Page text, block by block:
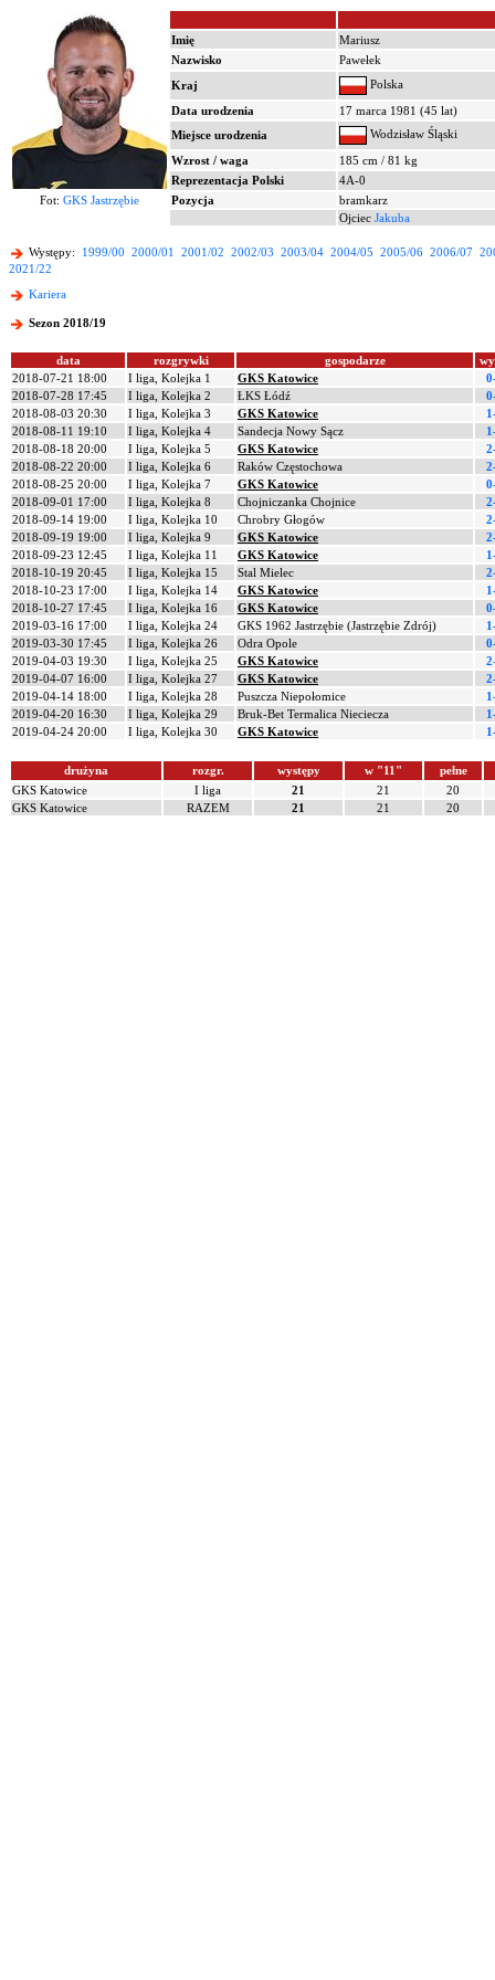
Imię
Mariusz
Nazwisko
Pawełek
Kraj
Polska
Data urodzenia
17 marca 1981 (45 lat)
Miejsce urodzenia
Wodzisław Śląski
Wzrost / waga
185 cm / 81 kg
Reprezentacja Polski
4A-0
Fot: GKS Jastrzębie Pozycja
bramkarz
Ojciec Jakuba
Występy: 1999/00 2000/01 2001/02 2002/03 2003/04 2004/05 2005/06 2006/07
2021/22
Kariera
Sezon 2018/19
data rozgrywki gospodarze
2018-07-21 18:00
I liga, Kolejka 1 GKS Katowice
2018-07-28 17:45
I liga, Kolejka 2 ŁKS Łódź
2018-08-03 20:30
I liga, Kolejka 3 GKS Katowice
2018-08-11 19:10
I liga, Kolejka 4 Sandecja Nowy Sącz
2018-08-18 20:00
I liga, Kolejka 5 GKS Katowice
2018-08-22 20:00
I liga, Kolejka 6 Raków Częstochowa
2018-08-25 20:00
I liga, Kolejka 7 GKS Katowice
2018-09-01 17:00
I liga, Kolejka 8 Chojniczanka Chojnice
2018-09-14 19:00
I liga, Kolejka 10 Chrobry Głogów
2018-09-19 19:00
I liga, Kolejka 9 GKS Katowice
2018-09-23 12:45
I liga, Kolejka 11 GKS Katowice
2018-10-19 20:45
I liga, Kolejka 15 Stal Mielec
2018-10-23 17:00
I liga, Kolejka 14 GKS Katowice
2018-10-27 17:45
I liga, Kolejka 16 GKS Katowice
2019-03-16 17:00
I liga, Kolejka 24 GKS 1962 Jastrzębie (Jastrzębie Zdrój)
2019-03-30 17:45
I liga, Kolejka 26 Odra Opole
2019-04-03 19:30
I liga, Kolejka 25 GKS Katowice
2019-04-07 16:00
I liga, Kolejka 27 GKS Katowice
2019-04-14 18:00
I liga, Kolejka 28 Puszcza Niepołomice
2019-04-20 16:30
I liga, Kolejka 29 Bruk-Bet Termalica Nieciecza
2019-04-24 20:00
I liga, Kolejka 30 GKS Katowice
drużyna rozgr. występy w "11"
pełne
GKS Katowice
I liga 21 21
20
GKS Katowice
RAZEM 21 21 20